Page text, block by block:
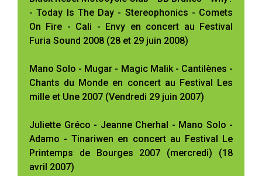
- Today Is The Day - Stereophonics - Comets
On Fire - Cali - Envy en concert au Festival
Furia Sound 2008 (28 et 29 juin 2008)
Mano Solo - Mugar - Magic Malik - Cantilènes -
Chants du Monde en concert au Festival Les
mille et Une 2007 (Vendredi 29 juin 2007)
Juliette Gréco - Jeanne Cherhal - Mano Solo -
Adamo - Tinariwen en concert au Festival Le
Printemps de Bourges 2007 (mercredi) (18
avril 2007)